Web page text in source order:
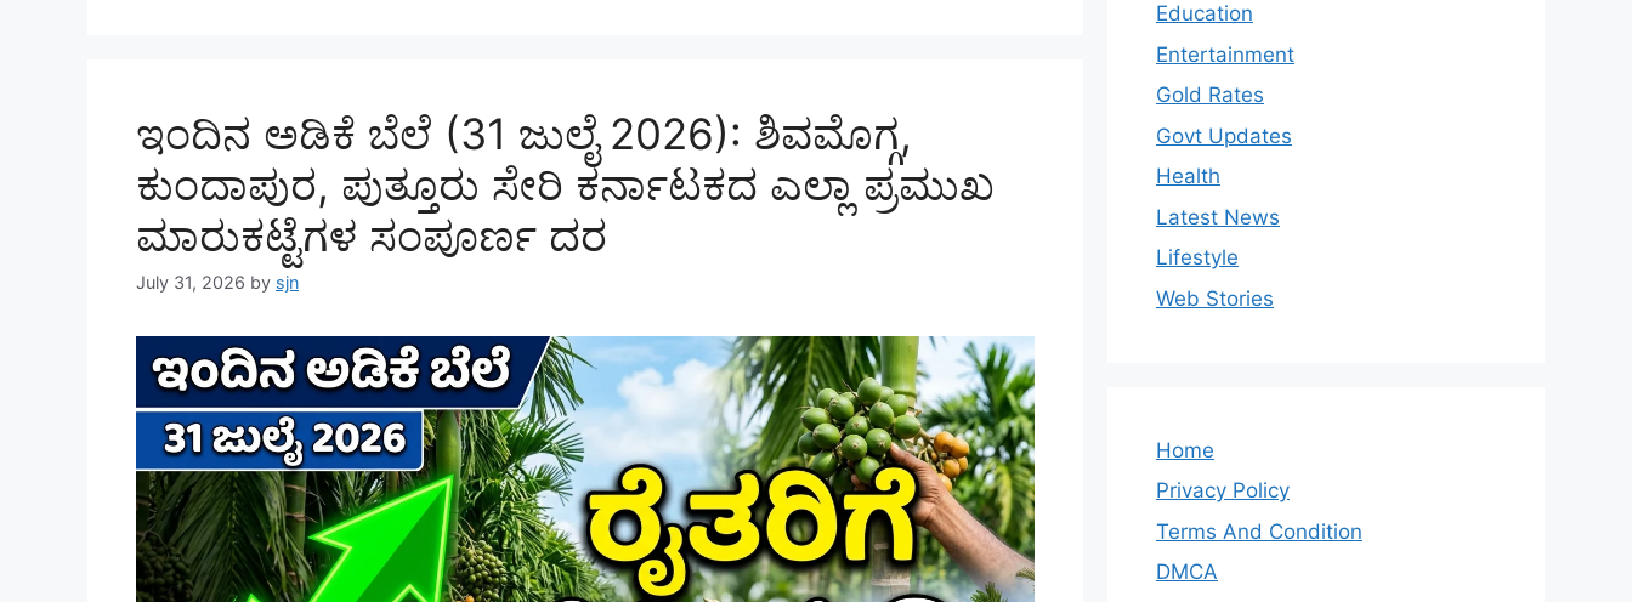
ಇಂದಿನ ಅಡಿಕೆ ಬೆಲೆ (31 ಜುಲೈ 2026): ಶಿವಮೊಗ್ಗ,
ಕುಂದಾಪುರ, ಪುತ್ತೂರು ಸೇರಿ ಕರ್ನಾಟಕದ ಎಲ್ಲಾ ಪ್ರಮುಖ
ಮಾರುಕಟ್ಟೆಗಳ ಸಂಪೂರ್ಣ ದರ
July 31, 2026 by sjn
Education
Entertainment
Gold Rates
Govt Updates
Health
Latest News
Lifestyle
Web Stories
Home
Privacy Policy
Terms And Condition
DMCA